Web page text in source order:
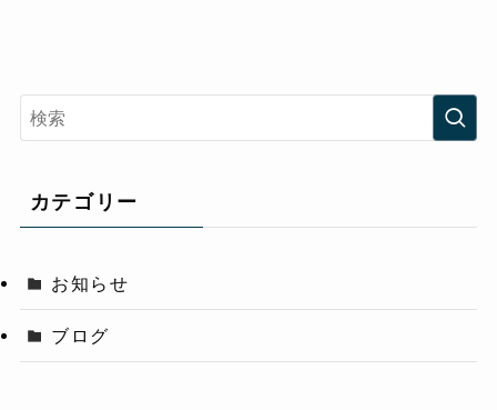
カテゴリー
お知らせ
ブログ